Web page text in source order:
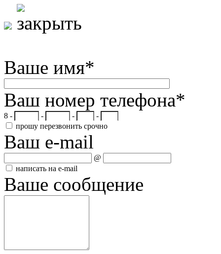
Ваше имя*
Ваш номер телефона*
8 - - -
-
прошу перезвонить срочно
Ваш e-mail
@
написать на e-mail
Ваше сообщение